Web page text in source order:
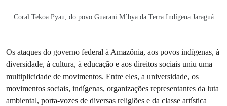
Coral Tekoa Pyau, do povo Guarani M´bya da Terra Indígena Jaraguá
Os ataques do governo federal à Amazônia, aos povos indígenas, à
diversidade, à cultura, à educação e aos direitos sociais uniu uma
multiplicidade de movimentos. Entre eles, a universidade, os
movimentos sociais, indígenas, organizações representantes da luta
ambiental, porta-vozes de diversas religiões e da classe artística